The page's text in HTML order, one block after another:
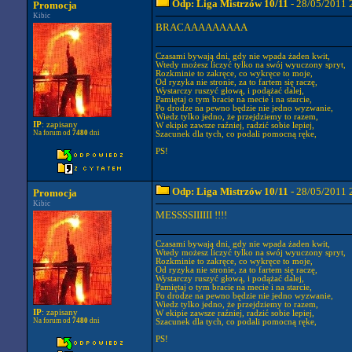
Promocja
Kibic
IP: zapisany
Na forum od 7480 dni
Odp: Liga Mistrzów 10/11 - 28/05/2011
BRACAAAAAAAAA
Czasami bywają dni, gdy nie wpada żaden kwit,
Wtedy możesz liczyć tylko na swój wyuczony spryt,
Rozkminie to zakręce, co wykręce to moje,
Od ryzyka nie stronie, za to fartem się raczę,
Wystarczy ruszyć głową, i podążać dalej,
Pamiętaj o tym bracie na mecie i na starcie,
Po drodze na pewno będzie nie jedno wyzwanie,
Wiedz tylko jedno, że przejdziemy to razem,
W ekipie zawsze raźniej, radzić sobie lepiej,
Szacunek dla tych, co podali pomocną ręke,
PS!
Promocja
Kibic
IP: zapisany
Na forum od 7480 dni
Odp: Liga Mistrzów 10/11 - 28/05/2011
MESSSSIIIIII !!!!
Czasami bywają dni, gdy nie wpada żaden kwit,
Wtedy możesz liczyć tylko na swój wyuczony spryt,
Rozkminie to zakręce, co wykręce to moje,
Od ryzyka nie stronie, za to fartem się raczę,
Wystarczy ruszyć głową, i podążać dalej,
Pamiętaj o tym bracie na mecie i na starcie,
Po drodze na pewno będzie nie jedno wyzwanie,
Wiedz tylko jedno, że przejdziemy to razem,
W ekipie zawsze raźniej, radzić sobie lepiej,
Szacunek dla tych, co podali pomocną ręke,
PS!